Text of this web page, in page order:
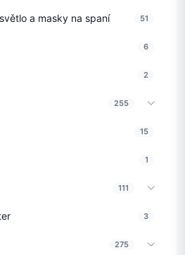
a masky na spaní 51
6
2
255
15
1
111
3
275